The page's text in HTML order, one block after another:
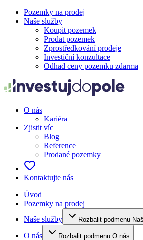
Pozemky na prodej
Naše služby
Koupit pozemek
Prodat pozemek
Zprostředkování prodeje
Investiční konzultace
Odhad ceny pozemku zdarma
O nás
Kariéra
Zjistit víc
Blog
Reference
Prodané pozemky
Kontaktujte nás
Úvod
Pozemky na prodej
Naše služby
Rozbalit podmenu
O nás Rozbalit podmenu O nás